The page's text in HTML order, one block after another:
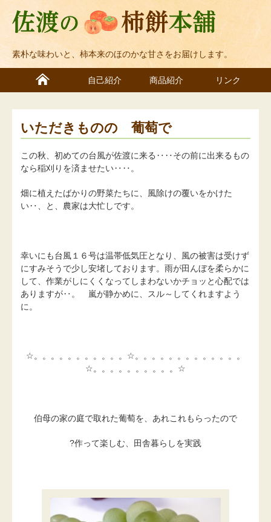
素朴な味わいと、柿本来のほのかな甘さをお届けします。
自己紹介 商品紹介 リンク
いただきものの 葡萄で
この秋、初めての台風が佐渡に来る‥‥その前に出来るもの
なら稲刈りを済ませたい‥‥。
畑に植えたばかりの野菜たちに、風除けの覆いをかけた
い‥、と、農家は大忙しです。
幸いにも台風１６号は温帯低気圧となり、風の被害は受けず
にすみそうで少し安堵しております。雨が田んぼを柔らかに
して、作業がしにくくなってしまわないかチョッと心配では
ありますが‥。 嵐が静かめに、スル～してくれますよう
に。
☆。。。。。。。。。。。☆。。。。。。。。。。。。。
☆。。。。。。。。。。☆
伯母の家の庭で取れた葡萄を、あれこれもらったので
?作って楽しむ、田舎暮らしを実践